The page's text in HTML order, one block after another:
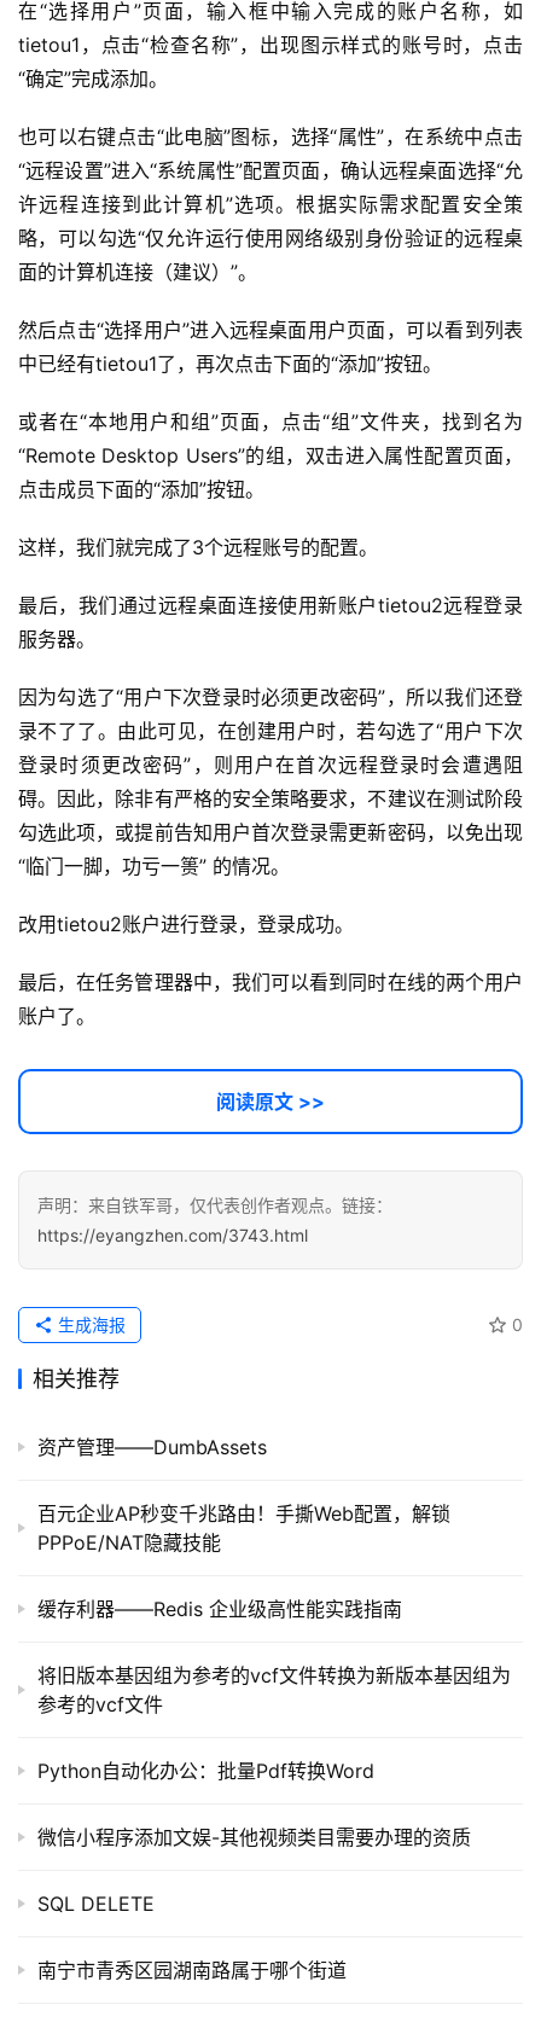
服
务
目
A
I
提
示
词
源
码
常
链
接
登录 注册
在“选择用户”页面，输入框中输入完成的账户名称，如
tietou1，点击“检查名称”，出现图示样式的账号时，点击
“确定”完成添加。
也可以右键点击“此电脑”图标，选择“属性”，在系统中点击
“远程设置”进入“系统属性”配置页面，确认远程桌面选择“允
许远程连接到此计算机”选项。根据实际需求配置安全策
略，可以勾选“仅允许运行使用网络级别身份验证的远程桌
面的计算机连接（建议）”。
然后点击“选择用户”进入远程桌面用户页面，可以看到列表
中已经有tietou1了，再次点击下面的“添加”按钮。
或者在“本地用户和组”页面，点击“组”文件夹，找到名为
“Remote Desktop Users”的组，双击进入属性配置页面，
点击成员下面的“添加”按钮。
这样，我们就完成了3个远程账号的配置。
最后，我们通过远程桌面连接使用新账户tietou2远程登录
服务器。
因为勾选了“用户下次登录时必须更改密码”，所以我们还登
录不了了。由此可见，在创建用户时，若勾选了“用户下次
登录时须更改密码”，则用户在首次远程登录时会遭遇阻
碍。因此，除非有严格的安全策略要求，不建议在测试阶段
勾选此项，或提前告知用户首次登录需更新密码，以免出现
“临门一脚，功亏一篑” 的情况。
改用tietou2账户进行登录，登录成功。
最后，在任务管理器中，我们可以看到同时在线的两个用户
账户了。
阅读原文 >>
声明：来自铁军哥，仅代表创作者观点。链接：
https://eyangzhen.com/3743.html
0
生成海报
相关推荐
资产管理——DumbAssets
百元企业AP秒变千兆路由！手撕Web配置，解锁
PPPoE/NAT隐藏技能
缓存利器——Redis 企业级高性能实践指南
将旧版本基因组为参考的vcf文件转换为新版本基因组为
参考的vcf文件
Python自动化办公：批量Pdf转换Word
微信小程序添加文娱-其他视频类目需要办理的资质
SQL DELETE
南宁市青秀区园湖南路属于哪个街道